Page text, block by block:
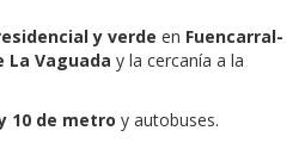
y verde en Fuencarral-
La Vaguada y la cercanía a la
10 de metro y autobuses.